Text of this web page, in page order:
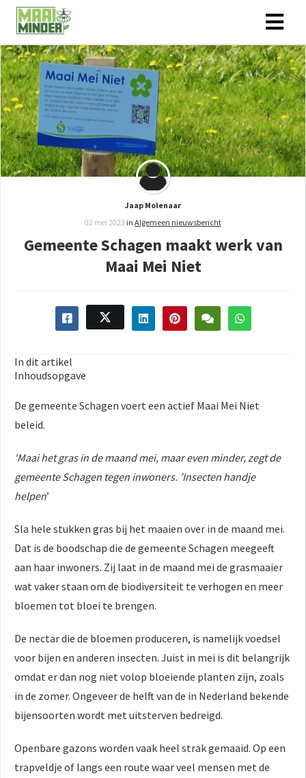
Jaap Molenaar
02 mei 2023 in Algemeen nieuwsbericht
Gemeente Schagen maakt werk van
Maai Mei Niet
In dit artikel
Inhoudsopgave
De gemeente Schagen voert een actief Maai Mei Niet
beleid.
'Maai het gras in de maand mei, maar even minder, zegt de
gemeente Schagen tegen inwoners. ’Insecten handje
helpen’
Sla hele stukken gras bij het maaien over in de maand mei.
Dat is de boodschap die de gemeente Schagen meegeeft
aan haar inwoners. Zij laat in de maand mei de grasmaaier
wat vaker staan om de biodiversiteit te verhogen en meer
bloemen tot bloei te brengen.
De nectar die de bloemen produceren, is namelijk voedsel
voor bijen en anderen insecten. Juist in mei is dit belangrijk
omdat er dan nog niet volop bloeiende planten zijn, zoals
in de zomer. Ongeveer de helft van de in Nederland bekende
bijensoorten wordt met uitsterven bedreigd.
Openbare gazons worden vaak heel strak gemaaid. Op een
trapveldje of langs een route waar veel mensen met de